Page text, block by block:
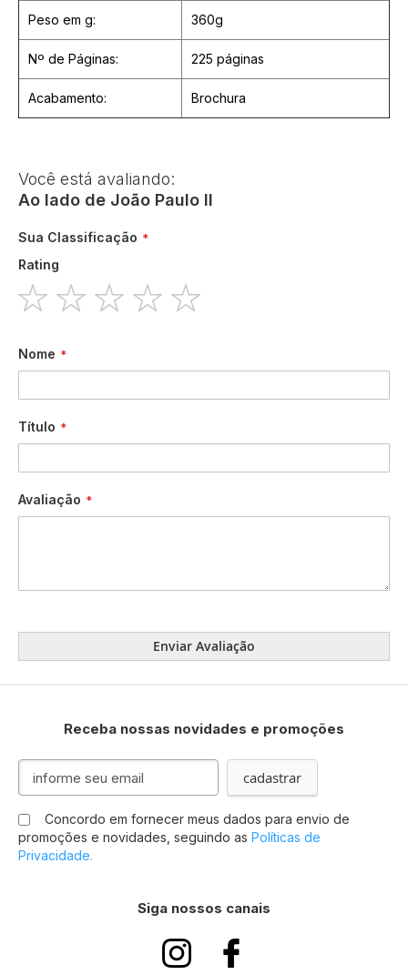
Peso em g: 360g
Nº de Páginas: 225 páginas
Acabamento: Brochura
Você está avaliando:
Ao lado de João Paulo II
Sua Classificação
Rating
Nome
Título
Avaliação
Enviar Avaliação
Receba nossas novidades e promoções
Inscreva-
nossa
Newsletter:
cadastrar
Concordo em fornecer meus dados para envio de
promoções e novidades, seguindo as Políticas de
Privacidade.
Siga nossos canais